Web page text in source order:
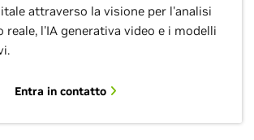
attraverso la visione per l'analisi
reale, l'IA generativa video e i modelli
Entra in contatto